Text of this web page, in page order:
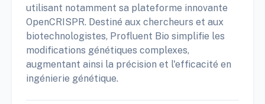
utilisant notamment sa plateforme innovante
OpenCRISPR. Destiné aux chercheurs et aux
biotechnologistes, Profluent Bio simplifie les
modifications génétiques complexes,
augmentant ainsi la précision et l'efficacité en
ingénierie génétique.